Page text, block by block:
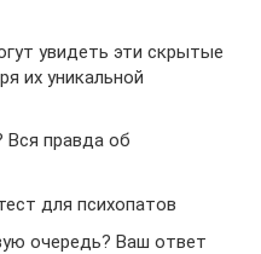
увидеть эти скрытые
их уникальной
Вся правда об
для психопатов
очередь? Ваш ответ